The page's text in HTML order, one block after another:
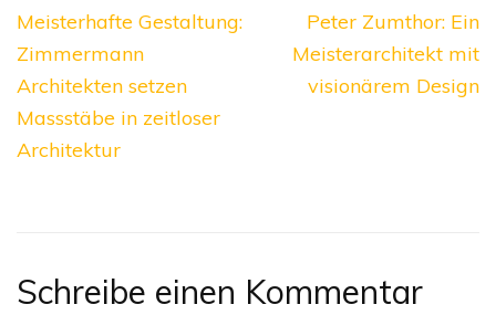
Beitragsnavigation
Meisterhafte Gestaltung:
Zimmermann
Architekten setzen
Massstäbe in zeitloser
Architektur
Peter Zumthor: Ein
Meisterarchitekt mit
visionärem Design
Schreibe einen Kommentar